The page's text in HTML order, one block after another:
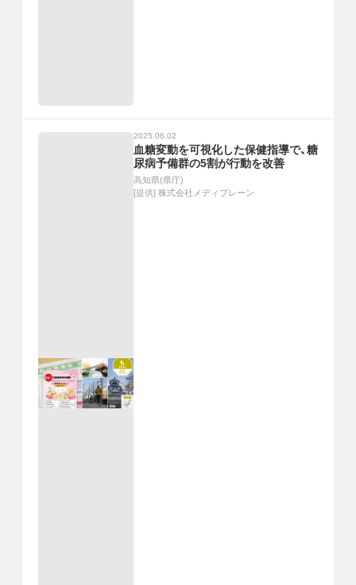
2025.06.02
血糖変動を可視化した保健指導で、糖
尿病予備群の5割が行動を改善
高知県(県庁)
[提供] 株式会社メディブレーン